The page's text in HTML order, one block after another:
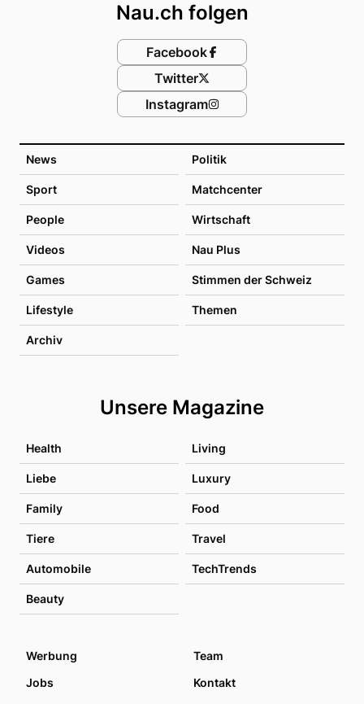
News Politik
Sport Matchcenter
People Wirtschaft
Videos Nau Plus
Games Stimmen der Schweiz
Lifestyle Themen
Archiv
Unsere Magazine
Health Living
Liebe Luxury
Family Food
Tiere Travel
Automobile TechTrends
Beauty
Nau.ch folgen
Facebook
Twitter
Instagram
Werbung
Team
Jobs
Kontakt